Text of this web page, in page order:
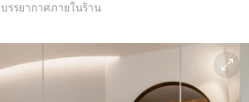
บรรยากาศภายในร้าน